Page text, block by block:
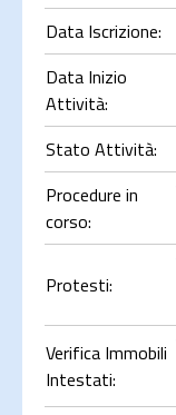
Data Iscrizione:
Data Inizio
Attività:
Stato Attività:
Procedure in
corso:
Protesti:
Verifica Immobili
Intestati: